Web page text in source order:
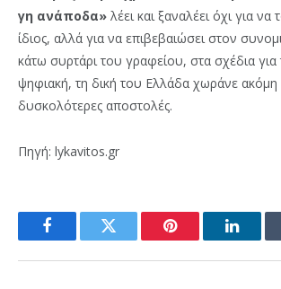
γη ανάποδα» λέει και ξαναλέει όχι για να
ίδιος, αλλά για να επιβεβαιώσει στον
κάτω συρτάρι του γραφείου, στα σχέδια
ψηφιακή, τη δική του Ελλάδα χωράνε ακόμη
δυσκολότερες αποστολές.
Πηγή: lykavitos.gr
FacebookTwitter Pinterest